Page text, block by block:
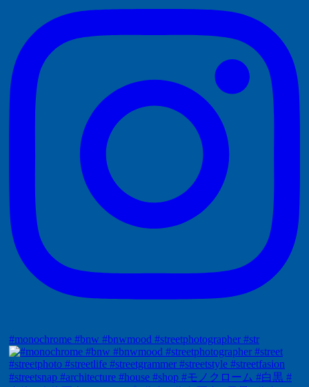
#monochrome #bnw #bnwmood #streetphotographer #str